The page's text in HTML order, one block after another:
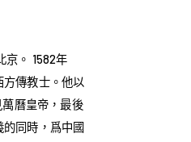
京。 1582年
傳教士。他以
曆皇帝，最後
同時，爲中國